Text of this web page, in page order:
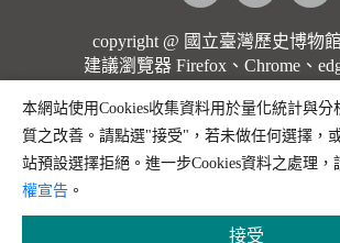
copyright @ 國立臺灣歷史博物
建議瀏覽器 Firefox、Chrome、
本網站使用Cookies收集資料用於量化統計與分
質之改善。請點選"接受"，若未做任何選擇，
站預設選擇拒絕。進一步Cookies資料之處理，
權宣告 。
接受